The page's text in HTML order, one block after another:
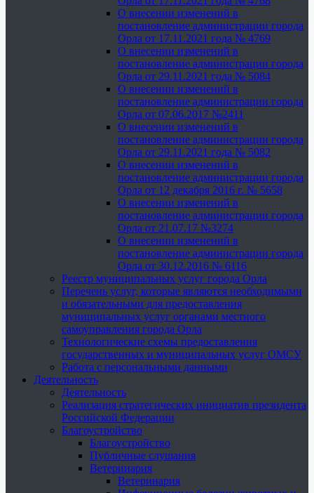
О внесении изменений в
постановление администрации города
Орла от 17.11.2021 года № 4769
О внесении изменений в
постановление администрации города
Орла от 29.11.2021 года № 5084
О внесении изменений в
постановление администрации города
Орла от 07.06.2017 №2411
О внесении изменений в
постановление администрации города
Орла от 29.11.2021 года № 5082
О внесении изменений в
постановление администрации города
Орла от 12 декабря 2016 г. № 5658
О внесении изменений в
постановление администрации города
Орла от 21.07.17 №3274
О внесении изменений в
постановление администрации города
Орла от 30.12.2016 № 6116
Реестр муниципальных услуг города Орла
Перечень услуг, которые являются необходимыми
и обязательными для предоставления
муниципальных услуг органами местного
самоуправления города Орла
Технологические схемы предоставления
государственных и муниципальных услуг ОМСУ
Работа с персональными данными
Деятельность
Деятельность
Реализация стратегических инициатив президента
Российской Федерации
Благоустройство
Благоустройство
Публичные слушания
Ветеринария
Ветеринария